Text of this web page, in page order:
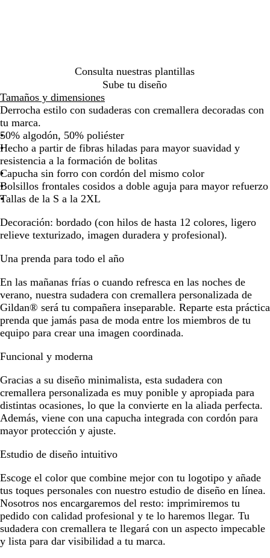
Consulta nuestras plantillas
Sube tu diseño
Tamaños y dimensiones
Derrocha estilo con sudaderas con cremallera decoradas con
tu marca.
50% algodón, 50% poliéster
Hecho a partir de fibras hiladas para mayor suavidad y
resistencia a la formación de bolitas
Capucha sin forro con cordón del mismo color
Bolsillos frontales cosidos a doble aguja para mayor refuerzo
Tallas de la S a la 2XL
Decoración: bordado (con hilos de hasta 12 colores, ligero
relieve texturizado, imagen duradera y profesional).
Una prenda para todo el año
En las mañanas frías o cuando refresca en las noches de
verano, nuestra sudadera con cremallera personalizada de
Gildan® será tu compañera inseparable. Reparte esta práctica
prenda que jamás pasa de moda entre los miembros de tu
equipo para crear una imagen coordinada.
Funcional y moderna
Gracias a su diseño minimalista, esta sudadera con
cremallera personalizada es muy ponible y apropiada para
distintas ocasiones, lo que la convierte en la aliada perfecta.
Además, viene con una capucha integrada con cordón para
mayor protección y ajuste.
Estudio de diseño intuitivo
Escoge el color que combine mejor con tu logotipo y añade
tus toques personales con nuestro estudio de diseño en línea.
Nosotros nos encargaremos del resto: imprimiremos tu
pedido con calidad profesional y te lo haremos llegar. Tu
sudadera con cremallera te llegará con un aspecto impecable
y lista para dar visibilidad a tu marca.